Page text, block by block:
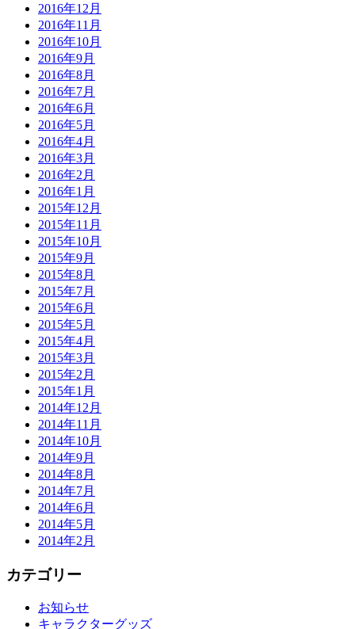
2016年12月
2016年11月
2016年10月
2016年9月
2016年8月
2016年7月
2016年6月
2016年5月
2016年4月
2016年3月
2016年2月
2016年1月
2015年12月
2015年11月
2015年10月
2015年9月
2015年8月
2015年7月
2015年6月
2015年5月
2015年4月
2015年3月
2015年2月
2015年1月
2014年12月
2014年11月
2014年10月
2014年9月
2014年8月
2014年7月
2014年6月
2014年5月
2014年2月
カテゴリー
お知らせ
キャラクターグッズ